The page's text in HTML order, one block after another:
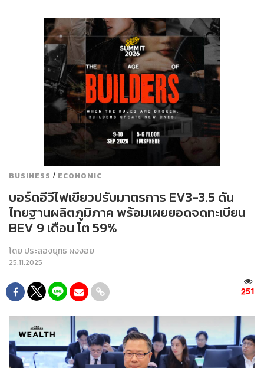
BUSINESS / ECONOMIC
บอร์ดอีวีไฟเขียวปรับมาตรการ EV3-3.5 ดัน
ไทยฐานผลิตภูมิภาค พร้อมเผยยอดจดทะเบียน
BEV 9 เดือน โต 59%
โดย ประลองยุทธ ผงงอย
25.11.2025
251